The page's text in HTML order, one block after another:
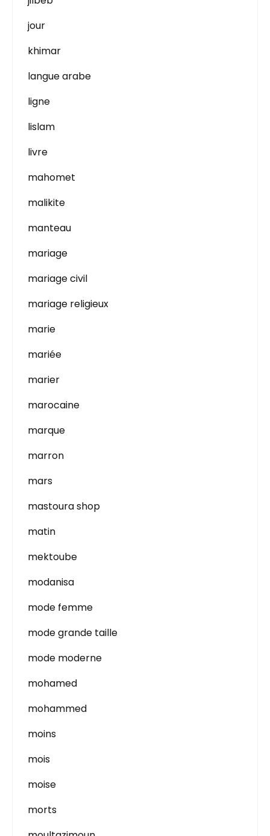
jour
khimar
langue arabe
ligne
lislam
livre
mahomet
malikite
manteau
mariage
mariage civil
mariage religieux
marie
mariée
marier
marocaine
marque
marron
mars
mastoura shop
matin
mektoube
modanisa
mode femme
mode grande taille
mode moderne
mohamed
mohammed
moins
mois
moise
morts